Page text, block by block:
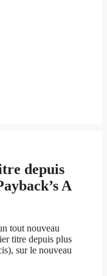
depuis
A
tout nouveau
titre depuis plus
sur le nouveau